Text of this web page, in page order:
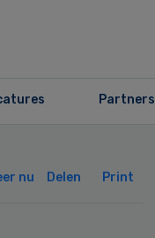
Partners
nu Delen Print